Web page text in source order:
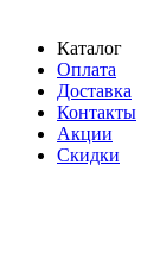
Каталог
Оплата
Доставка
Контакты
Акции
Скидки